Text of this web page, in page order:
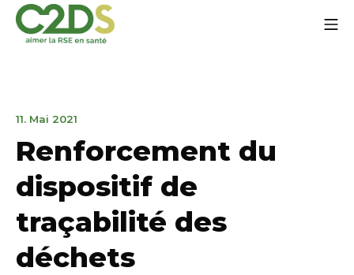
Zum
Inhalt
springen
11. Mai 2021
2023
Renforcement du
dispositif de
traçabilité des
déchets